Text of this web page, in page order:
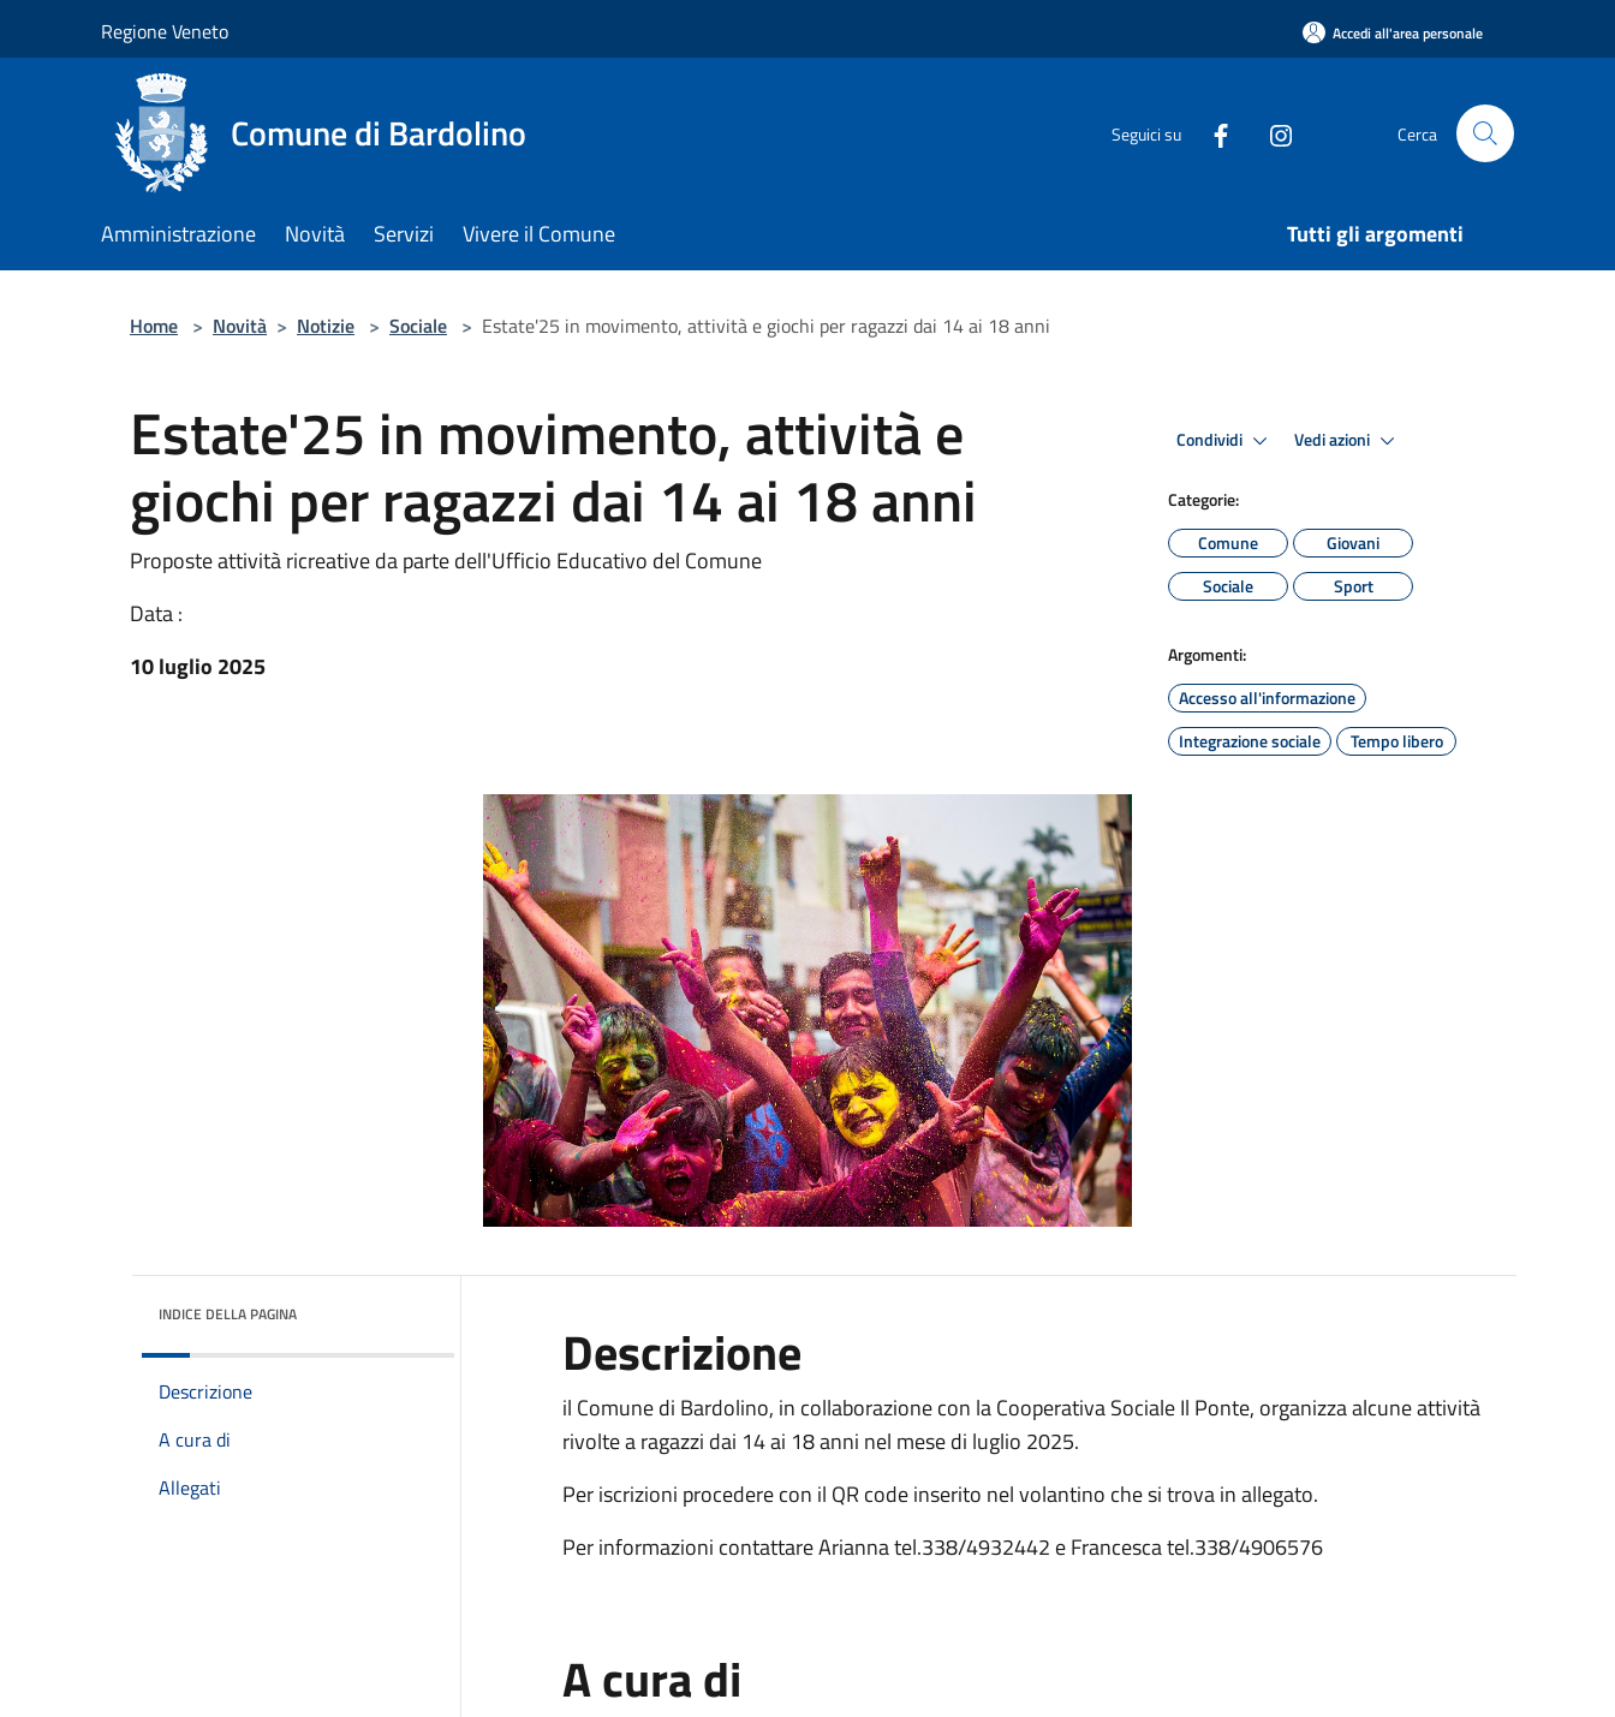
Regione Veneto Accedi all'area personale
Comune di Bardolino Seguici su Cerca
Amministrazione Novità Servizi Vivere il Comune Tutti gli argomenti
Home > Novità > Notizie > Sociale > Estate'25 in movimento, attività e giochi per ragazzi dai 14 ai 18 anni
Estate'25 in movimento, attività e
giochi per ragazzi dai 14 ai 18 anni
Proposte attività ricreative da parte dell'Ufficio Educativo del Comune
Data :
10 luglio 2025
Condividi Vedi azioni
Categorie:
Comune
Giovani
Sociale
Sport
Argomenti:
Accesso all'informazione
Integrazione sociale
Tempo libero
INDICE DELLA PAGINA
Descrizione
A cura di
Allegati
Descrizione
il Comune di Bardolino, in collaborazione con la Cooperativa Sociale Il Ponte, organizza alcune attività
rivolte a ragazzi dai 14 ai 18 anni nel mese di luglio 2025.
Per iscrizioni procedere con il QR code inserito nel volantino che si trova in allegato.
Per informazioni contattare Arianna tel.338/4932442 e Francesca tel.338/4906576
A cura di